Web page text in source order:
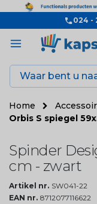
024 -
Home
Orbis S spiegel
Spinder
cm - zwart
Artikel nr. SW041-22
EAN nr. 8712077116622